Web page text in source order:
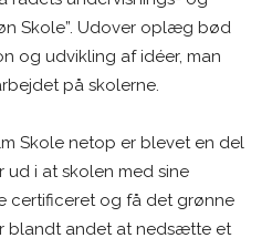
Skole”. Udover oplæg bød
og udvikling af idéer, man
på skolerne.
Skole netop er blevet en del
ud i at skolen med sine
certificeret og få det grønne
blandt andet at nedsætte et